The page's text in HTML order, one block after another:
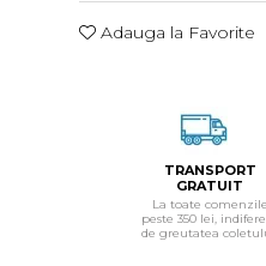
Adauga la Favorite
TRANSPORT
GRATUIT
La toate comenzile
peste 350 lei,
de greutatea